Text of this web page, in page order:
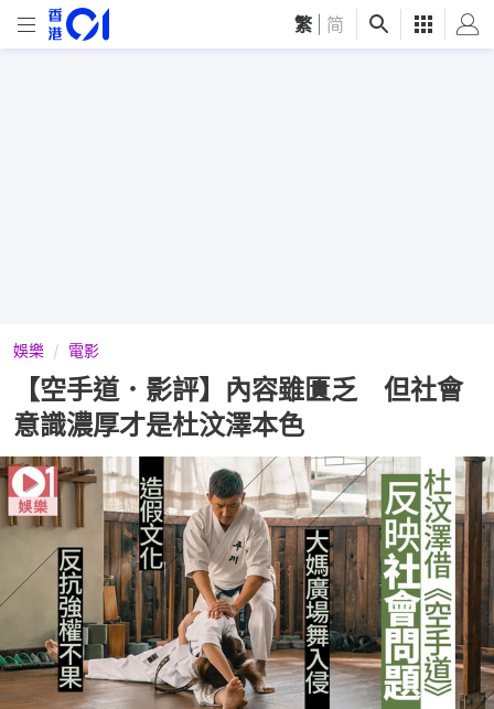
繁 简
娛樂 電影
【空手道．影評】內容雖匱乏 但社會
意識濃厚才是杜汶澤本色